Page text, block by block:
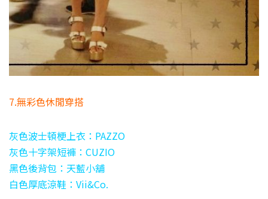
7.無彩色休閒穿搭
灰色波士頓梗上衣：PAZZO
灰色十字架短褲：CUZIO
黑色後背包：天藍小舖
白色厚底涼鞋：Vii&Co.